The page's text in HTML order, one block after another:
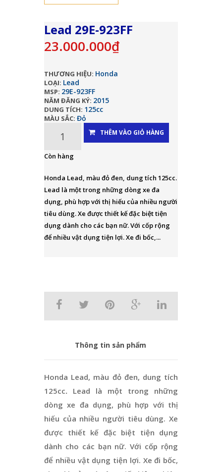
Lead 29E-923FF
23.000.000₫
THƯƠNG HIỆU: Honda
LOẠI: Lead
MSP: 29E-923FF
NĂM ĐĂNG KÝ: 2015
DUNG TÍCH: 125cc
MÀU SẮC: Đỏ
THÊM VÀO GIỎ HÀNG
Còn hàng
Honda Lead, màu đỏ đen, dung tích 125cc.
Lead là một trong những dòng xe đa
dụng, phù hợp với thị hiếu của nhiều người
tiêu dùng. Xe được thiết kế đặc biệt tiện
dụng dành cho các bạn nữ. Với cốp rộng
để nhiều vật dụng tiện lợi. Xe đi bốc,...
Thông tin sản phẩm
Honda Lead, màu đỏ đen, dung tích
125cc. Lead là một trong những
dòng xe đa dụng, phù hợp với thị
hiếu của nhiều người tiêu dùng. Xe
được thiết kế đặc biệt tiện dụng
dành cho các bạn nữ. Với cốp rộng
để nhiều vật dụng tiện lợi. Xe đi bốc,